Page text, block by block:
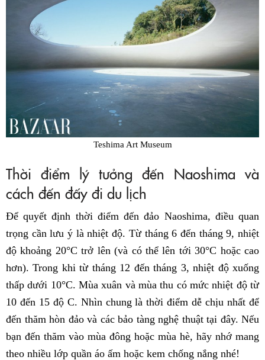
Teshima Art Museum
Thời điểm lý tưởng đến Naoshima và
cách đến đấy đi du lịch
Để quyết định thời điểm đến đảo Naoshima, điều quan
trọng cần lưu ý là nhiệt độ. Từ tháng 6 đến tháng 9, nhiệt
độ khoảng 20°C trở lên (và có thể lên tới 30°C hoặc cao
hơn). Trong khi từ tháng 12 đến tháng 3, nhiệt độ xuống
thấp dưới 10°C. Mùa xuân và mùa thu có mức nhiệt độ từ
10 đến 15 độ C. Nhìn chung là thời điểm dễ chịu nhất để
đến thăm hòn đảo và các bảo tàng nghệ thuật tại đây. Nếu
bạn đến thăm vào mùa đông hoặc mùa hè, hãy nhớ mang
theo nhiều lớp quần áo ấm hoặc kem chống nắng nhé!